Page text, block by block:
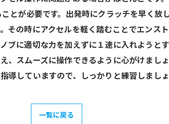
とが必要です。出発時にクラッチを早く放
その時にアクセルを軽く踏むことでエンス
ブに適切な力を加えずに１速に入れようと
、スムーズに操作できるように心がけまし
導していますので、しっかりと練習しましょ
一覧に戻る